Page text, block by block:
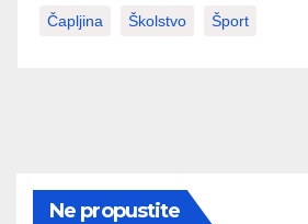
Čapljina Školstvo Šport
Ne propustite